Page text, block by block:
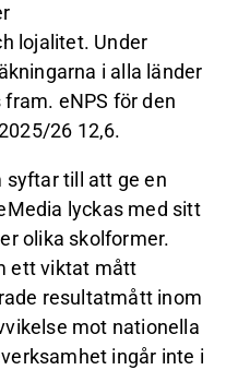
lojalitet. Under
i alla länder
eNPS för den
26 12,6.
syftar till att ge en
lyckas med sitt
olika skolformer.
ett viktat mått
resultatmått inom
mot nationella
ingår inte i